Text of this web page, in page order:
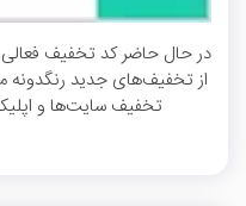
در حال حاضر کد تخفیف
از تخفیف‌های جدید رنگدونه
تخفیف سایت‌ها و